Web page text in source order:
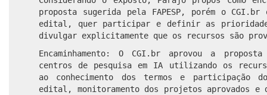
proposta sugerida pela FAPESP, porém o
edital, quer participar e definir as
divulgar explicitamente que os recursos são
Encaminhamento: O CGI.br aprovou a
centros de pesquisa em IA utilizando os
ao conhecimento dos termos e participação
edital, monitoramento dos projetos aprovados e